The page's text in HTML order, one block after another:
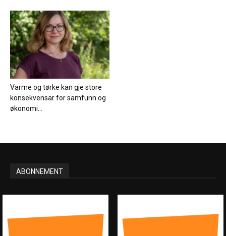
Varme og tørke kan gje store
konsekvensar for samfunn og
økonomi...
ABONNEMENT